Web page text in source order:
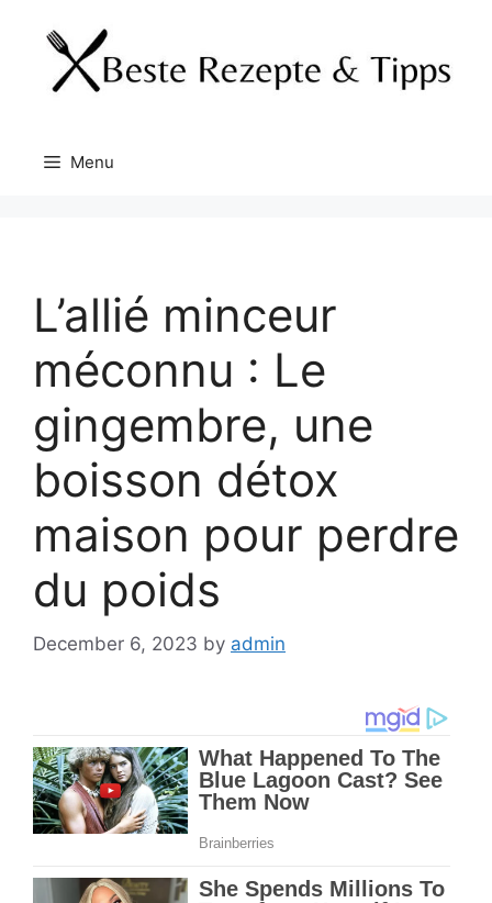
content
Menu
L’allié minceur
méconnu : Le
gingembre, une
boisson détox
maison pour perdre
du poids
December 6, 2023 by admin